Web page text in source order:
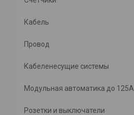
Кабель
Провод
Кабеленесущие системы
Модульная автоматика до 125А
Розетки и выключатели